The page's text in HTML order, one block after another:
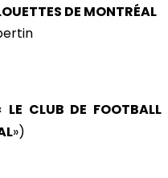
DE MONTRÉAL
LE CLUB DE FOOTBALL
»)